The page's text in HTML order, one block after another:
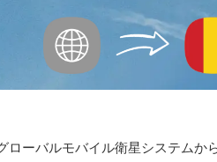
ーバルモバイル衛星システムか